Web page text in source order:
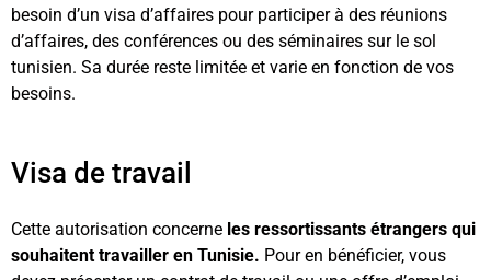
besoin d’un visa d’affaires pour participer à des réunions
d’affaires, des conférences ou des séminaires sur le sol
tunisien. Sa durée reste limitée et varie en fonction de vos
besoins.
Visa de travail
Cette autorisation concerne les ressortissants étrangers qui
souhaitent travailler en Tunisie. Pour en bénéficier, vous